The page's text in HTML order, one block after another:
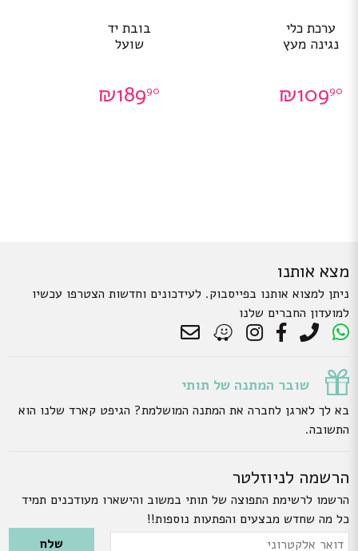
ערכת כלי
נגינה מעץ
₪10990
בובת יד
שועל
₪18990
מצא אותנו
ניתן למצוא אותנו בפייסבוק. לעידכונים וחדשות הצטרפו עכשיו
למועדון החברים שלנו
שובר המתנה של תותי
בא לך לארגן לחברה את המתנה המושלמת? הגיפט קארד שלנו הוא
התשובה.
הרשמה לניוזלטר
הרשמו לרשימת התפוצה של תותי במשוב והישארו מעודכנים תמיד
כל מה שחדש מבצעים והפתעות נוספות!!
Please leave this field empty.